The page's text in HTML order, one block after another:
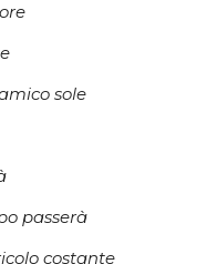
sole
passerà
costante